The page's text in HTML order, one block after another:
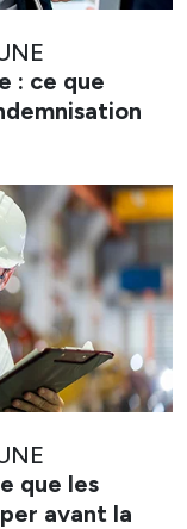
: ce que
que les
avant la